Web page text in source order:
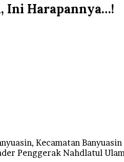
Ini Harapannya…!
Kecamatan
Penggerak Nahdlatul